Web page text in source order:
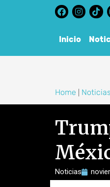
Inicio
Home Noticias
Noticias